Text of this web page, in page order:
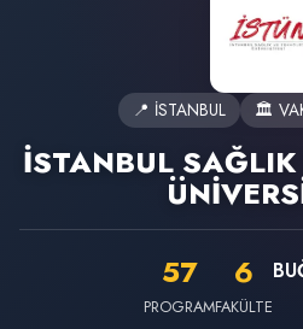
📍 İSTANBUL 🏛️
İSTANBUL
57
PROGRAM
6
FAKÜLTE